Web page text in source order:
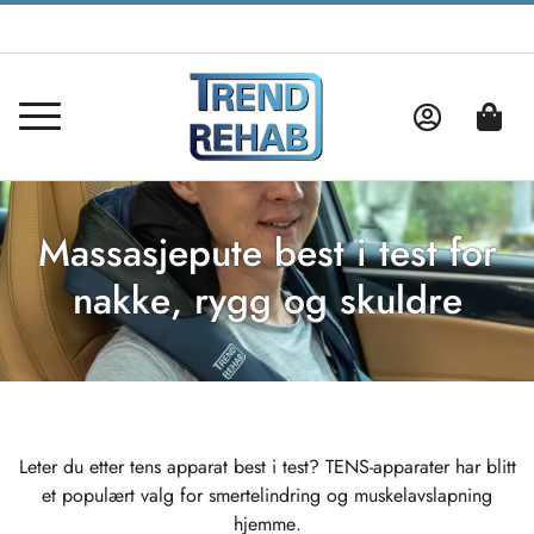
Massasjepute best i test for
nakke, rygg og skuldre
Leter du etter tens apparat best i test? TENS-apparater har blitt
et populært valg for smertelindring og muskelavslapning
hjemme.